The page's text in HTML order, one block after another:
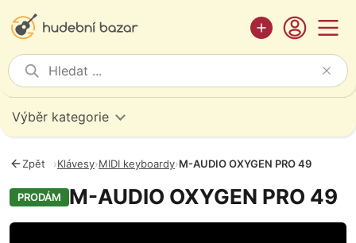
Výběr kategorie
Zpět ›Klávesy›MIDI keyboardy›M-AUDIO OXYGEN PRO 49
PRODÁM M-AUDIO OXYGEN PRO 49
Fotografie